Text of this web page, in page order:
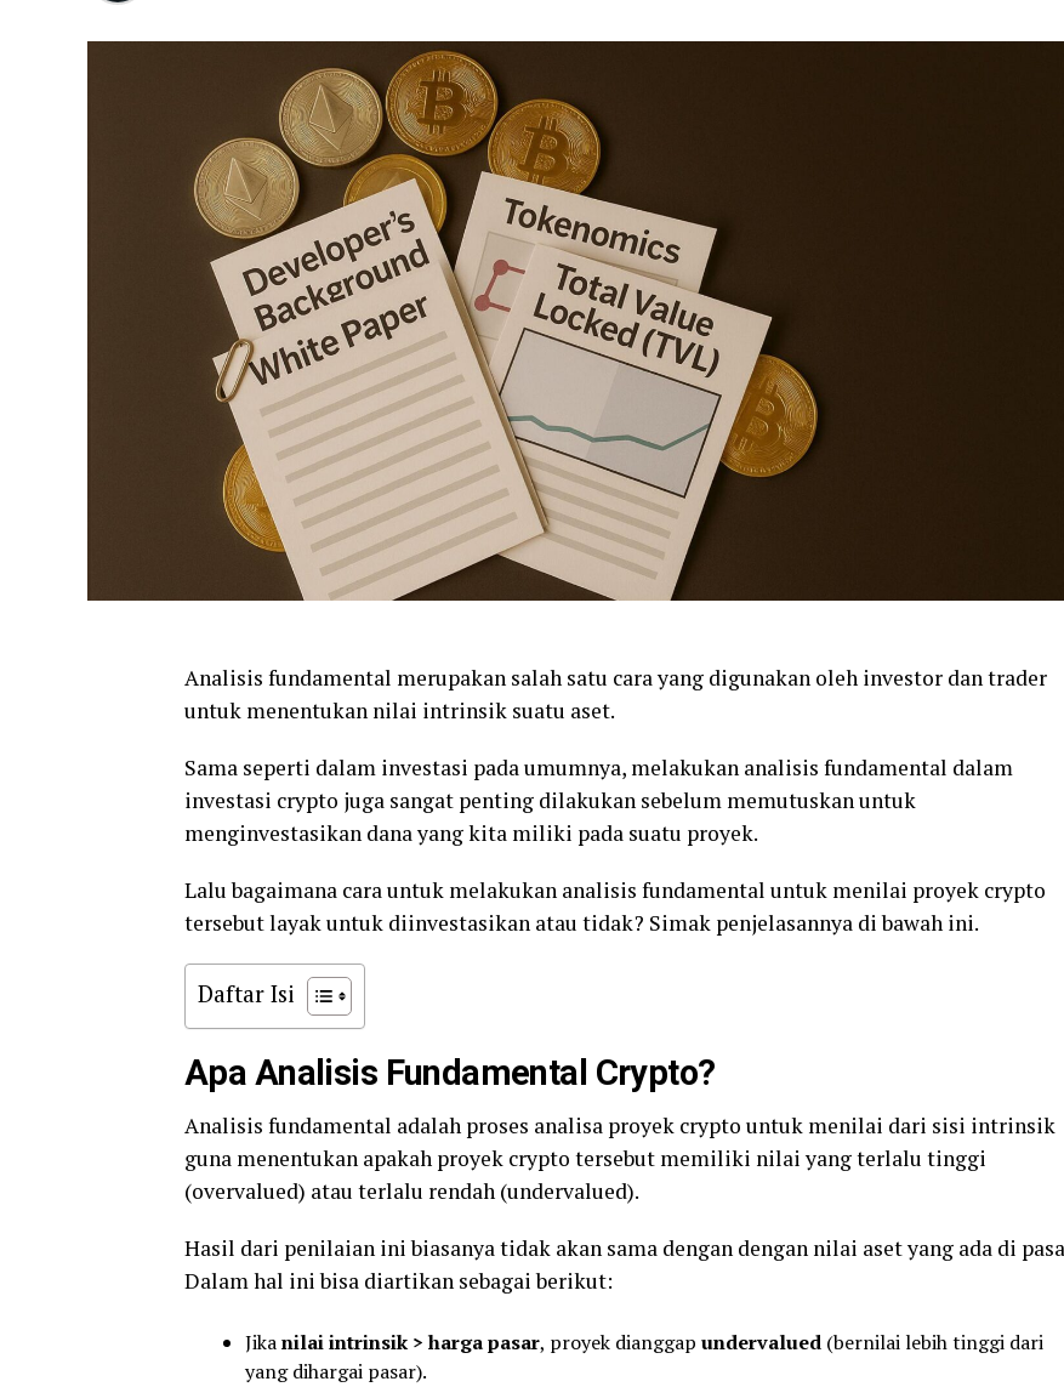
Analisis fundamental merupakan salah satu cara yang digunakan oleh investor dan trader
untuk menentukan nilai intrinsik suatu aset.
Sama seperti dalam investasi pada umumnya, melakukan analisis fundamental dalam
investasi crypto juga sangat penting dilakukan sebelum memutuskan untuk
menginvestasikan dana yang kita miliki pada suatu proyek.
Lalu bagaimana cara untuk melakukan analisis fundamental untuk menilai proyek crypto
tersebut layak untuk diinvestasikan atau tidak? Simak penjelasannya di bawah ini.
Daftar Isi
Apa Analisis Fundamental Crypto?
Analisis fundamental adalah proses analisa proyek crypto untuk menilai dari sisi intrinsik
guna menentukan apakah proyek crypto tersebut memiliki nilai yang terlalu tinggi
(overvalued) atau terlalu rendah (undervalued).
Hasil dari penilaian ini biasanya tidak akan sama dengan dengan nilai aset yang ada di
Dalam hal ini bisa diartikan sebagai berikut:
Jikanilai intrinsik > harga pasar, proyek dianggap undervalued (bernilai lebih tinggi dari
yang dihargai pasar).